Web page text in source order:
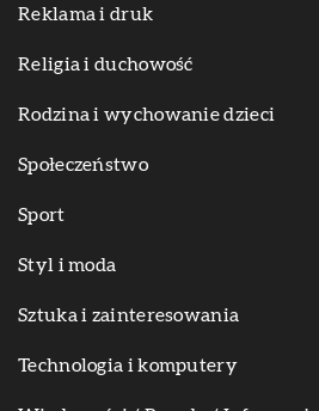
Reklama i druk
Religia i duchowość
Rodzina i wychowanie dzieci
Społeczeństwo
Sport
Styl i moda
Sztuka i zainteresowania
Technologia i komputery